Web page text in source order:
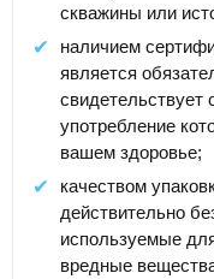
скважины или
наличием
является
свидетельствует
употребление
вашем здоровье;
качеством
действительно
используемые
вредные